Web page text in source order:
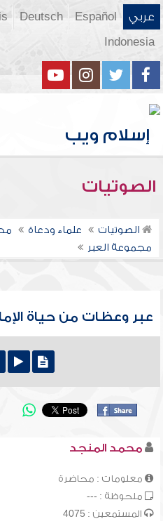
عربي Español
Deutsch
Indonesia
الصوتيات
الصوتيات علماء ودعاة
مجموعة العبر
عبر وعظات من حياة
محمد المنجد
معلومات : محاضرة
ملحوظة : ---
المستمعين : 4075